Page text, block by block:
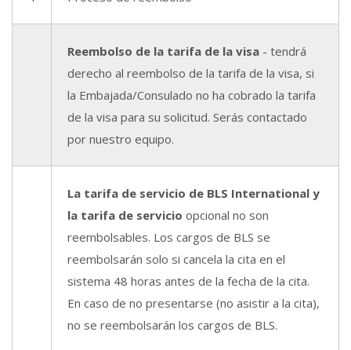
Reembolso de la tarifa de la visa - tendrá
derecho al reembolso de la tarifa de la visa, si
la Embajada/Consulado no ha cobrado la tarifa
de la visa para su solicitud. Serás contactado
por nuestro equipo.
La tarifa de servicio de BLS International y
la tarifa de servicio opcional no son
reembolsables. Los cargos de BLS se
reembolsarán solo si cancela la cita en el
sistema 48 horas antes de la fecha de la cita.
En caso de no presentarse (no asistir a la cita),
no se reembolsarán los cargos de BLS.